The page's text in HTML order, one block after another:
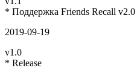
* Поддержка Friends Recall v2.0
2019-09-19
v1.0
* Release